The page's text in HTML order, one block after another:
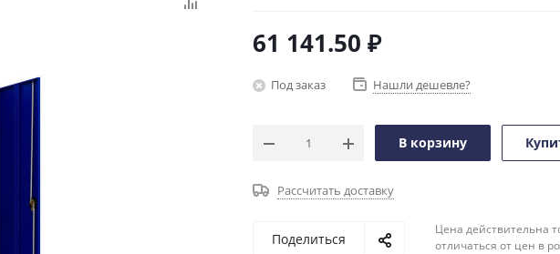
61 141.50 ₽
Под заказ Нашли дешевле?
В корзину
Рассчитать доставку
Поделиться
Цена действительна
отличаться от цен в